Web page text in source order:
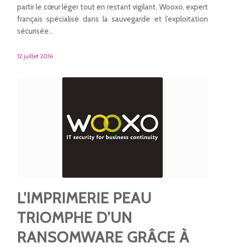
partir le cœur léger tout en restant vigilant, Wooxo, expert
français spécialisé dans la sauvegarde et l’exploitation
sécurisée…
12 juillet 2016
L’IMPRIMERIE PEAU
TRIOMPHE D’UN
RANSOMWARE GRÂCE À